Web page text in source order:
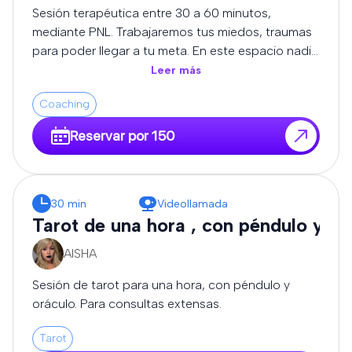
cómo avanzar con mayor conciencia y
empoderamiento. 💫 ¿Para quién es este servicio?
Para quienes buscan más que predicciones. Si
deseas comprender el “por qué” detrás de lo que
este servicio es para ti. 🌟 Beneficios: Claridad en
momentos de duda Acompañamiento en
procesos de cambio Comprensión emocional y
espiritual Dirección y motivación para avanzar
Cada lectura se realiza en un espacio seguro,
confidencial y enriquecedor, donde tu crecimiento
personal es lo más importante. 🌙 Reserva tu
lectura ahora y comienza a transformar tu realidad
desde la conciencia.
Sesión terapéutica entre 30 a 60 minutos,
mediante PNL. Trabajaremos tus miedos, traumas
para poder llegar a tu meta. En este espacio nadie
te juzgará, estaré para escucharte.
Leer más
Coaching
Reservar por 150
30 min Videollamada
Tarot de una hora , con péndulo y
AISHA
Sesión de tarot para una hora, con péndulo y
oráculo. Para consultas extensas.
Tarot